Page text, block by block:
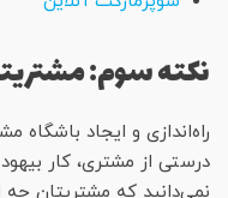
نکته سوم:
راه‌اندازی و ایجاد
درستی از مشتری، کار
نمی‌دانید که مشتریتان چه